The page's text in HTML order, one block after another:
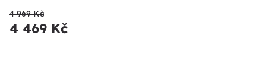
4 969 Kč
4 469 Kč